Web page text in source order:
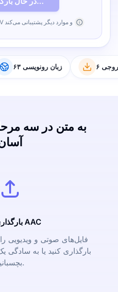
از MP3، MP4، WAV، MOV و موارد دیگر پشتیبانی می‌کند
۶۳ زبان رونویسی
بارگذاری فایل AAC
فایل‌های صوتی و ویدیویی
بارگذاری کنید یا به سادگی
بچسبانید.